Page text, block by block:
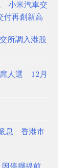
小米汽車交
再創新高
所調入港股
人選 12月
息 香港市